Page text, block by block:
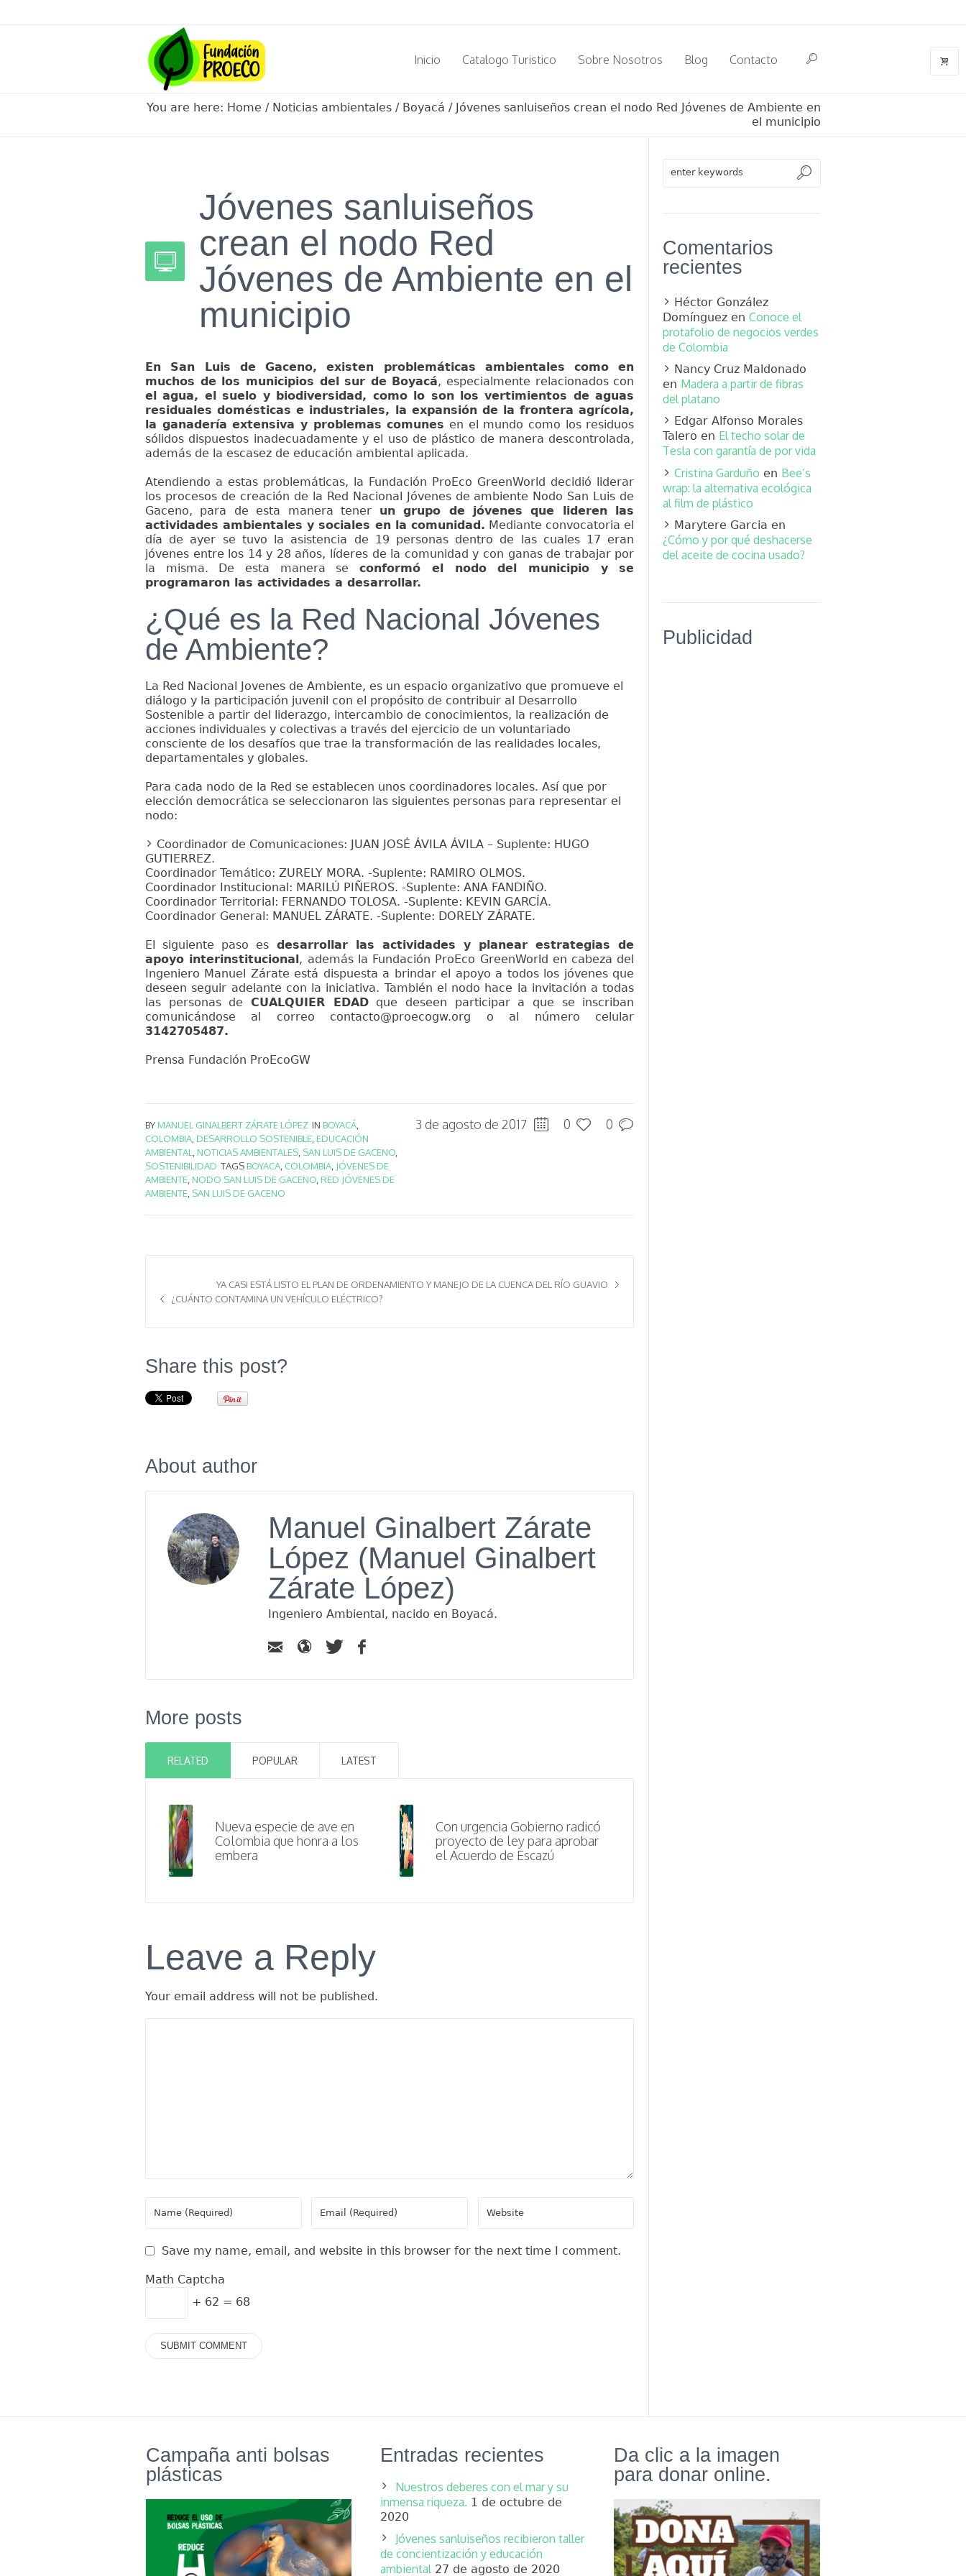
Inicio Catalogo Turistico Sobre Nosotros Blog Contacto
You are here: Home / Noticias ambientales / Boyacá / Jóvenes sanluiseños crean el nodo Red Jóvenes de Ambiente en
el municipio
Jóvenes sanluiseños
crean el nodo Red
Jóvenes de Ambiente en el
municipio
En San Luis de Gaceno, existen problemáticas ambientales como en
muchos de los municipios del sur de Boyacá, especialmente relacionados con
el agua, el suelo y biodiversidad, como lo son los vertimientos de aguas
residuales domésticas e industriales, la expansión de la frontera agrícola,
la ganadería extensiva y problemas comunes en el mundo como los residuos
sólidos dispuestos inadecuadamente y el uso de plástico de manera descontrolada,
además de la escasez de educación ambiental aplicada.
Atendiendo a estas problemáticas, la Fundación ProEco GreenWorld decidió liderar
los procesos de creación de la Red Nacional Jóvenes de ambiente Nodo San Luis de
Gaceno, para de esta manera tener un grupo de jóvenes que lideren las
actividades ambientales y sociales en la comunidad. Mediante convocatoria el
día de ayer se tuvo la asistencia de 19 personas dentro de las cuales 17 eran
jóvenes entre los 14 y 28 años, líderes de la comunidad y con ganas de trabajar por
la misma. De esta manera seconformó el nodo del municipio y se
programaron las actividades a desarrollar.
¿Qué es la Red Nacional Jóvenes
de Ambiente?
La Red Nacional Jovenes de Ambiente, es un espacio organizativo que promueve el
diálogo y la participación juvenil con el propósito de contribuir al Desarrollo
Sostenible a partir del liderazgo, intercambio de conocimientos, la realización de
acciones individuales y colectivas a través del ejercicio de un voluntariado
consciente de los desafíos que trae la transformación de las realidades locales,
departamentales y globales.
Para cada nodo de la Red se establecen unos coordinadores locales. Así que por
elección democrática se seleccionaron las siguientes personas para representar el
nodo:
Coordinador de Comunicaciones: JUAN JOSÉ ÁVILA ÁVILA – Suplente: HUGO
GUTIERREZ.
Coordinador Temático: ZURELY MORA. -Suplente: RAMIRO OLMOS.
Coordinador Institucional: MARILÚ PIÑEROS. -Suplente: ANA FANDIÑO.
Coordinador Territorial: FERNANDO TOLOSA. -Suplente: KEVIN GARCÍA.
Coordinador General: MANUEL ZÁRATE. -Suplente: DORELY ZÁRATE.
El siguiente paso es desarrollar las actividades y planear estrategias de
apoyo interinstitucional, además la Fundación ProEco GreenWorld en cabeza del
Ingeniero Manuel Zárate está dispuesta a brindar el apoyo a todos los jóvenes que
deseen seguir adelante con la iniciativa. También el nodo hace la invitación a todas
las personas de CUALQUIER EDADque deseen participar a que se inscriban
comunicándose al correo contacto@proecogw.org o al número celular
3142705487.
Prensa Fundación ProEcoGW
3 de agosto de 2017 0 0
BYMANUEL GINALBERT ZÁRATE LÓPEZ IN BOYACÁ
COLOMBIA DESARROLLO SOSTENIBLE EDUCACIÓN
AMBIENTAL
NOTICIAS AMBIENTALES SAN LUIS DE GACENO
SOSTENIBILIDAD TAGSBOYACA COLOMBIA JÓVENES DE
AMBIENTE NODO SAN LUIS DE GACENO RED JÓVENES DE
AMBIENTE SAN LUIS DE GACENO
YA CASI ESTÁ LISTO EL PLAN DE ORDENAMIENTO Y MANEJO DE LA CUENCA DEL RÍO GUAVIO
¿CUÁNTO CONTAMINA UN VEHÍCULO ELÉCTRICO?
Share this post?
About author
Manuel Ginalbert Zárate
López (Manuel Ginalbert
Zárate López)
Ingeniero Ambiental, nacido en Boyacá.
More posts
RELATED POPULAR LATEST
Nueva especie de ave en
Colombia que honra a los
embera
Con urgencia Gobierno radicó
proyecto de ley para aprobar
el Acuerdo de Escazú
Leave a Reply
Your email address will not be published.
Save my name, email, and website in this browser for the next time I comment.
Math Captcha
+ 62 = 68
Comentarios
recientes
Héctor González
Domínguez enConoce el
protafolio de negocios verdes
de Colombia
Nancy Cruz Maldonado
en Madera a partir de fibras
del platano
Edgar Alfonso Morales
Talero en El techo solar de
Tesla con garantía de por vida
Cristina Garduño en Bee’s
wrap: la alternativa ecológica
al film de plástico
Marytere Garcia en
¿Cómo y por qué deshacerse
del aceite de cocina usado?
Publicidad
Campaña anti bolsas
plásticas
Entradas recientes
Nuestros deberes con el mar y su
inmensa riqueza. 1 de octubre de
2020
Jóvenes sanluiseños recibieron taller
de concientización y educación
ambiental 27 de agosto de 2020
Da clic a la imagen
para donar online.